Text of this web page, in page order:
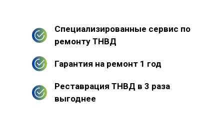
Специализированные сервис по
ремонту ТНВД
Гарантия на ремонт 1 год
Реставрация ТНВД в 3 раза
выгоднее